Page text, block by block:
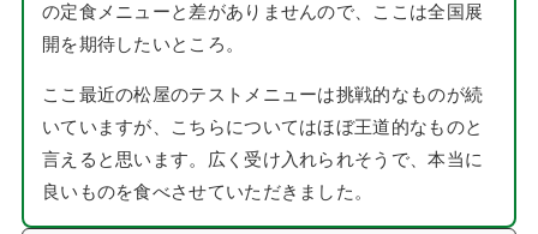
の定食メニューと差がありませんので、ここは全国展
開を期待したいところ。
ここ最近の松屋のテストメニューは挑戦的なものが続
いていますが、こちらについてはほぼ王道的なものと
言えると思います。広く受け入れられそうで、本当に
良いものを食べさせていただきました。